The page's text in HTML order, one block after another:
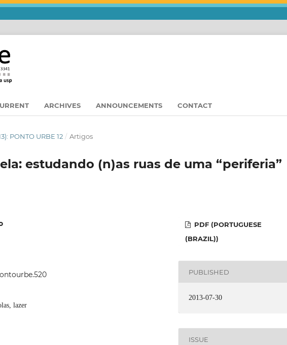
ARCHIVES ANNOUNCEMENTS CONTACT
PONTO URBE 12 / Artigos
estudando (n)as ruas de uma “periferia”
lazer
PDF (PORTUGUESE
(BRAZIL))
PUBLISHED
2013-07-30
ISSUE